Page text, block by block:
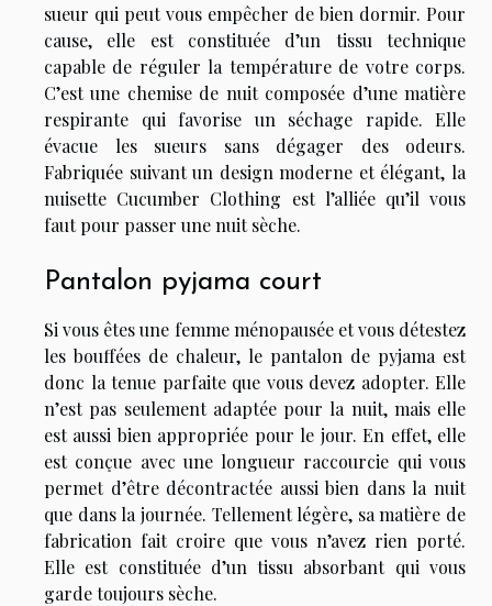
sueur qui peut vous empêcher de bien dormir. Pour
cause, elle est constituée d’un tissu technique
capable de réguler la température de votre corps.
C’est une chemise de nuit composée d’une matière
respirante qui favorise un séchage rapide. Elle
évacue les sueurs sans dégager des odeurs.
Fabriquée suivant un design moderne et élégant, la
nuisette Cucumber Clothing est l’alliée qu’il vous
faut pour passer une nuit sèche.
Pantalon pyjama court
Si vous êtes une femme ménopausée et vous détestez
les bouffées de chaleur, le pantalon de pyjama est
donc la tenue parfaite que vous devez adopter. Elle
n’est pas seulement adaptée pour la nuit, mais elle
est aussi bien appropriée pour le jour. En effet, elle
est conçue avec une longueur raccourcie qui vous
permet d’être décontractée aussi bien dans la nuit
que dans la journée. Tellement légère, sa matière de
fabrication fait croire que vous n’avez rien porté.
Elle est constituée d’un tissu absorbant qui vous
garde toujours sèche.